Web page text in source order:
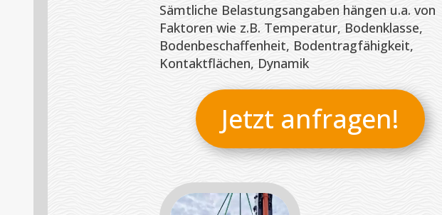
Sämtliche Belastungsangaben hängen u.a. von
Faktoren wie z.B. Temperatur, Bodenklasse,
Bodenbeschaffenheit, Bodentragfähigkeit,
Kontaktflächen, Dynamik
Jetzt anfragen!